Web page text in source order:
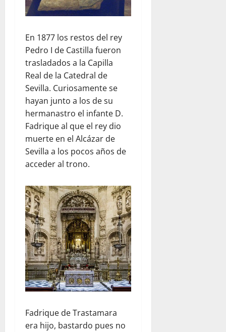
En 1877 los restos del rey
Pedro I de Castilla fueron
trasladados a la Capilla
Real de la Catedral de
Sevilla. Curiosamente se
hayan junto a los de su
hermanastro el infante D.
Fadrique al que el rey dio
muerte en el Alcázar de
Sevilla a los pocos años de
acceder al trono.
Fadrique de Trastamara
era hijo, bastardo pues no